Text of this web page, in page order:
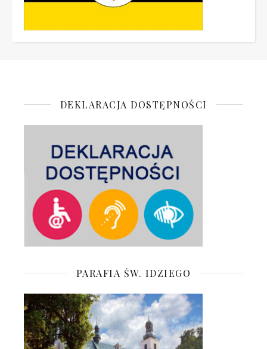
DEKLARACJA DOSTĘPNOŚCI
PARAFIA ŚW. IDZIEGO